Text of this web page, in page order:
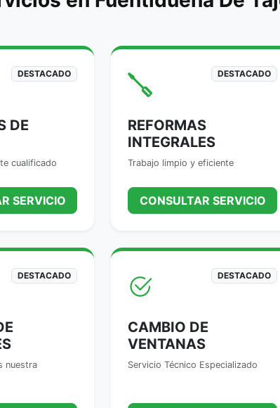
DESTACADO
DE
cualificado
SERVICIO
DESTACADO
REFORMAS
INTEGRALES
Trabajo limpio y eficiente
CONSULTAR SERVICIO
DESTACADO
nuestra
DESTACADO
CAMBIO DE
VENTANAS
Servicio Técnico Especializado